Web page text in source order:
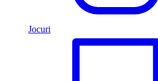
Jocuri